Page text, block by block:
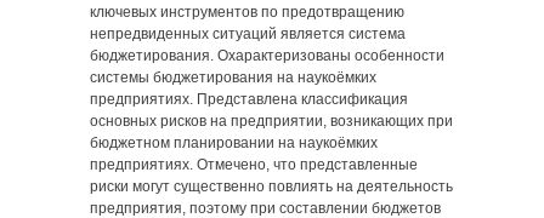
ключевых инструментов по предотвращению
непредвиденных ситуаций является система
бюджетирования. Охарактеризованы особенности
системы бюджетирования на наукоёмких
предприятиях. Представлена классификация
основных рисков на предприятии, возникающих при
бюджетном планировании на наукоёмких
предприятиях. Отмечено, что представленные
риски могут существенно повлиять на деятельность
предприятия, поэтому при составлении бюджетов